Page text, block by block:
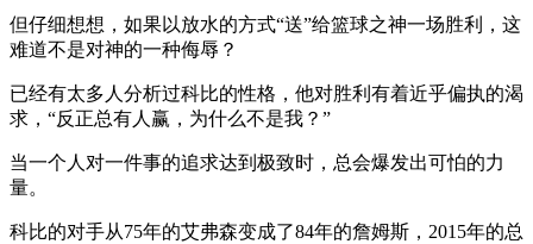
但仔细想想，如果以放水的方式“送”给篮球之神一场胜利，这
难道不是对神的一种侮辱？
已经有太多人分析过科比的性格，他对胜利有着近乎偏执的渴
求，“反正总有人赢，为什么不是我？”
当一个人对一件事的追求达到极致时，总会爆发出可怕的力
量。
科比的对手从75年的艾弗森变成了84年的詹姆斯，2015年的总